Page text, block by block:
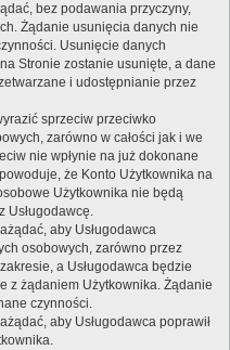
bez podawania przyczyny,
Żądanie usunięcia danych nie
Usunięcie danych
Stronie zostanie usunięte, a dane
i udostępnianie przez
sprzeciw przeciwko
zarówno w całości jak i we
nie wpłynie na już dokonane
że Konto Użytkownika na
Użytkownika nie będą
Usługodawcę.
aby Usługodawca
osobowych, zarówno przez
a Usługodawca będzie
z żądaniem Użytkownika. Żądanie
czynności.
aby Usługodawca poprawił